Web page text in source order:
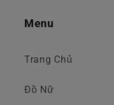
Menu
Trang Chủ
Đồ Nữ